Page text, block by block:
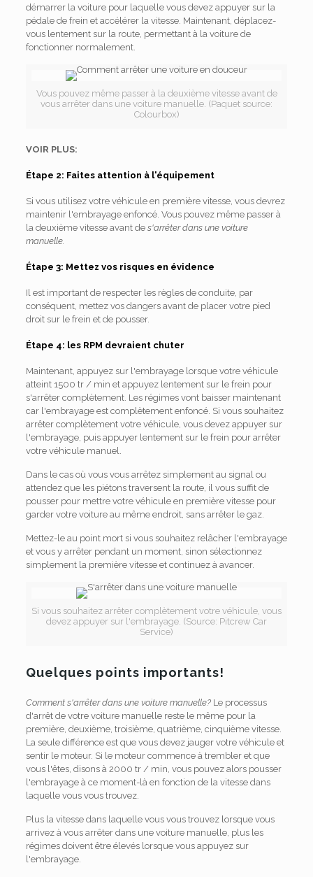
démarrer la voiture pour laquelle vous devez appuyer sur la
pédale de frein et accélérer la vitesse. Maintenant, déplacez-
vous lentement sur la route, permettant à la voiture de
fonctionner normalement.
Vous pouvez même passer à la deuxième vitesse avant de
vous arrêter dans une voiture manuelle. (Paquet source:
Colourbox)
VOIR PLUS:
Étape 2: Faites attention à l'équipement
Si vous utilisez votre véhicule en première vitesse, vous devrez
maintenir l'embrayage enfoncé. Vous pouvez même passer à
la deuxième vitesse avant de s'arrêter dans une voiture
manuelle.
Étape 3: Mettez vos risques en évidence
Il est important de respecter les règles de conduite, par
conséquent, mettez vos dangers avant de placer votre pied
droit sur le frein et de pousser.
Étape 4: les RPM devraient chuter
Maintenant, appuyez sur l'embrayage lorsque votre véhicule
atteint 1500 tr / min et appuyez lentement sur le frein pour
s'arrêter complètement. Les régimes vont baisser maintenant
car l'embrayage est complètement enfoncé. Si vous souhaitez
arrêter complètement votre véhicule, vous devez appuyer sur
l'embrayage, puis appuyer lentement sur le frein pour arrêter
votre véhicule manuel.
Dans le cas où vous vous arrêtez simplement au signal ou
attendez que les piétons traversent la route, il vous suffit de
pousser pour mettre votre véhicule en première vitesse pour
garder votre voiture au même endroit, sans arrêter le gaz.
Mettez-le au point mort si vous souhaitez relâcher l'embrayage
et vous y arrêter pendant un moment, sinon sélectionnez
simplement la première vitesse et continuez à avancer.
Si vous souhaitez arrêter complètement votre véhicule, vous
devez appuyer sur l'embrayage. (Source: Pitcrew Car
Service)
Quelques points importants!
Comment s'arrêter dans une voiture manuelle? Le processus
d'arrêt de votre voiture manuelle reste le même pour la
première, deuxième, troisième, quatrième, cinquième vitesse.
La seule différence est que vous devez jauger votre véhicule et
sentir le moteur. Si le moteur commence à trembler et que
vous l'êtes, disons à 2000 tr / min, vous pouvez alors pousser
l'embrayage à ce moment-là en fonction de la vitesse dans
laquelle vous vous trouvez.
Plus la vitesse dans laquelle vous vous trouvez lorsque vous
arrivez à vous arrêter dans une voiture manuelle, plus les
régimes doivent être élevés lorsque vous appuyez sur
l'embrayage.